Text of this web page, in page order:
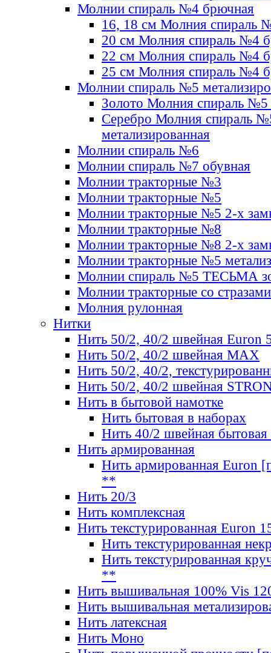
Молнии спираль №4 брючная
16, 18 см Молния спираль
20 см Молния спираль №4
22 см Молния спираль №4
25 см Молния спираль №4
Молнии спираль №5
Золото Молния спираль №5
Серебро Молния спираль
метализированная
Молнии спираль №6
Молнии спираль №7 обувная
Молнии тракторные №3
Молнии тракторные №5
Молнии тракторные №5 2-х
Молнии тракторные №8
Молнии тракторные №8 2-х
Молнии тракторные №5
Молнии спираль №5 ТЕСЬМА
Молнии тракторные со стразами
Молния рулонная
Нитки
Нить 50/2, 40/2 швейная Euron
Нить 50/2, 40/2 швейная МАХ
Нить 50/2, 40/2,
Нить 50/2, 40/2 швейная
Нить в бытовой намотке
Нить бытовая в наборах
Нить 40/2 швейная бытовая
Нить армированная
Нить армированная Euron
**
Нить 20/3
Нить комплексная
Нить текстурированная Euron
Нить текстурированная
Нить текстурированная
**
Нить вышивальная 100% Vis
Нить вышивальная
Нить латексная
Нить Моно